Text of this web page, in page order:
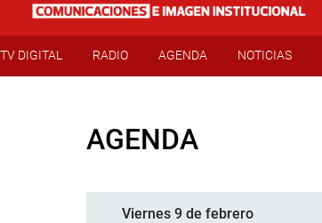
TV DIGITAL RADIO AGENDA NOTICIAS
AGENDA
Viernes 9 de febrero